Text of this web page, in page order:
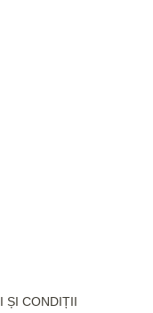
ȘI CONDIȚII